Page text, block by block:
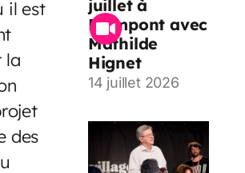
il est
la
des
juillet à
Paimpont avec
Mathilde
Hignet
14 juillet 2026